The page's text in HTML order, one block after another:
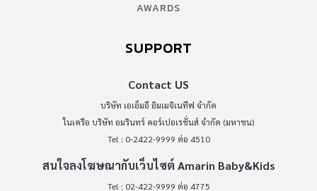
AWARDS
SUPPORT
Contact US
บริษัท เอเอ็มอี อิมเมจิเนทีฟ จำกัด
ในเครือ บริษัท อมรินทร์ คอร์เปอเรชั่นส์ จำกัด (มหาชน)
Tel : 0-2422-9999 ต่อ 4510
สนใจลงโฆษณากับเว็บไซต์ Amarin Baby&Kids
Tel : 02-422-9999 ต่อ 4775